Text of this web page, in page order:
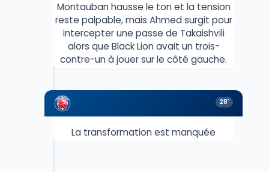
Montauban hausse le ton et la tension
reste palpable, mais Ahmed surgit pour
intercepter une passe de Takaishvili
alors que Black Lion avait un trois-
contre-un à jouer sur le côté gauche.
28'
La transformation est manquée